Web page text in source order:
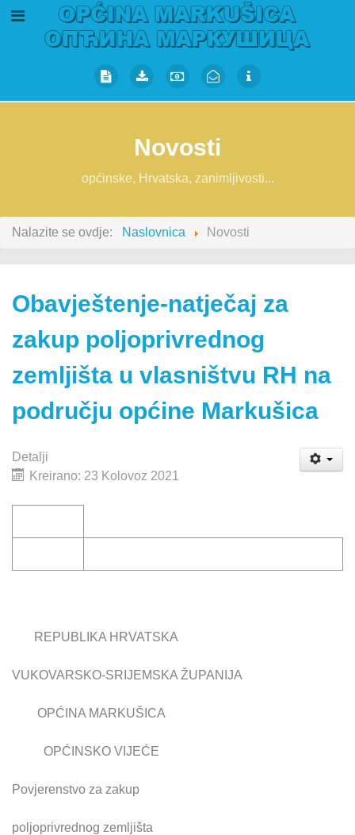
Novosti
općinske, Hrvatska, zanimljivosti...
Nalazite se ovdje: Naslovnica Novosti
Obavještenje-natječaj za
zakup poljoprivrednog
zemljišta u vlasništvu RH na
području općine Markušica
Detalji
Kreirano: 23 Kolovoz 2021
REPUBLIKA HRVATSKA
VUKOVARSKO-SRIJEMSKA ŽUPANIJA
OPĆINA MARKUŠICA
OPĆINSKO VIJEĆE
Povjerenstvo za zakup
poljoprivrednog zemljišta